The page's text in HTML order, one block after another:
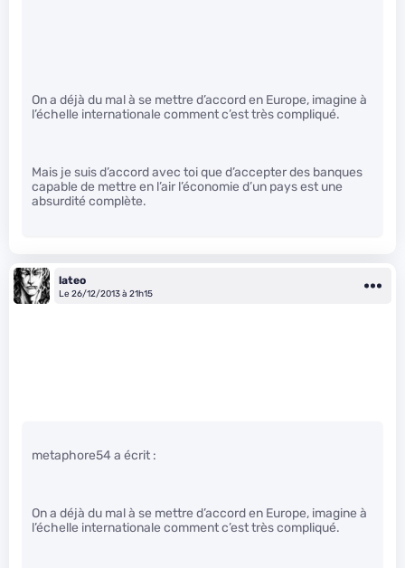
On a déjà du mal à se mettre d’accord en Europe, imagine à
l’échelle internationale comment c’est très compliqué.
Mais je suis d’accord avec toi que d’accepter des banques
capable de mettre en l’air l’économie d’un pays est une
absurdité complète.
lateo
Le 26/12/2013 à 21h15
metaphore54 a écrit :
On a déjà du mal à se mettre d’accord en Europe, imagine à
l’échelle internationale comment c’est très compliqué.